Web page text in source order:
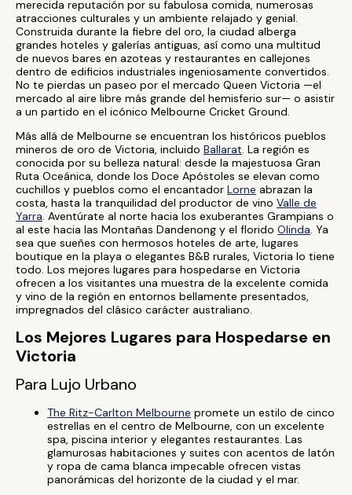
merecida reputación por su fabulosa comida, numerosas
atracciones culturales y un ambiente relajado y genial.
Construida durante la fiebre del oro, la ciudad alberga
grandes hoteles y galerías antiguas, así como una multitud
de nuevos bares en azoteas y restaurantes en callejones
dentro de edificios industriales ingeniosamente convertidos.
No te pierdas un paseo por el mercado Queen Victoria —el
mercado al aire libre más grande del hemisferio sur— o asistir
a un partido en el icónico Melbourne Cricket Ground.
Más allá de Melbourne se encuentran los históricos pueblos
mineros de oro de Victoria, incluido Ballarat. La región es
conocida por su belleza natural: desde la majestuosa Gran
Ruta Oceánica, donde los Doce Apóstoles se elevan como
cuchillos y pueblos como el encantador Lorne abrazan la
costa, hasta la tranquilidad del productor de vino Valle de
Yarra. Aventúrate al norte hacia los exuberantes Grampians o
al este hacia las Montañas Dandenong y el florido Olinda. Ya
sea que sueñes con hermosos hoteles de arte, lugares
boutique en la playa o elegantes B&B rurales, Victoria lo tiene
todo. Los mejores lugares para hospedarse en Victoria
ofrecen a los visitantes una muestra de la excelente comida
y vino de la región en entornos bellamente presentados,
impregnados del clásico carácter australiano.
Los Mejores Lugares para Hospedarse en
Victoria
Para Lujo Urbano
The Ritz-Carlton Melbourne promete un estilo de cinco
estrellas en el centro de Melbourne, con un excelente
spa, piscina interior y elegantes restaurantes. Las
glamurosas habitaciones y suites con acentos de latón
y ropa de cama blanca impecable ofrecen vistas
panorámicas del horizonte de la ciudad y el mar.